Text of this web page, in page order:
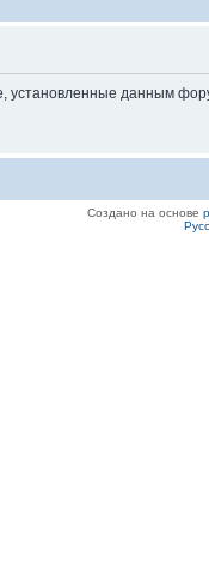
установленные данным
Создано на основе